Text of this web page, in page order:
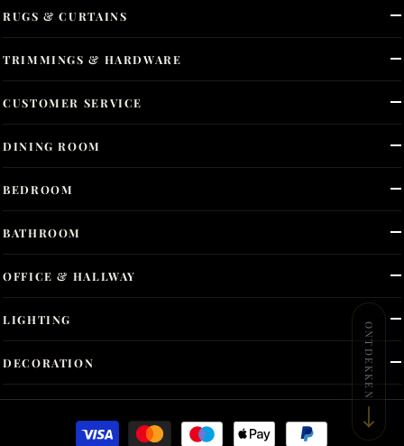
DINING ROOM
BEDROOM
BATHROOM
OFFICE & HALLWAY
LIGHTING
DECORATION
RUGS & CURTAINS
TRIMMINGS & HARDWARE
CUSTOMER SERVICE
ONTDEKKEN